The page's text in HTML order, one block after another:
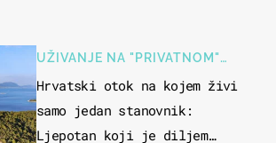
UŽIVANJE NA "PRIVATNOM"
OTOKU
Hrvatski otok na kojem živi
samo jedan stanovnik:
Ljepotan koji je diljem